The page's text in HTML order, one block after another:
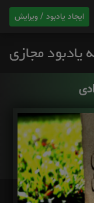
ایجاد یادبود / ویرایش